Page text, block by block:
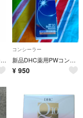
DHCミネラルコンシーラーパーフェクトアイズ
コンシーラー
新品DHC薬用PWコンシーラー
¥ 950